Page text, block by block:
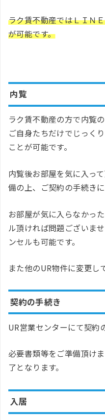
ラク賃不動産ではＬＩＮ
が可能です。
内覧
ラク賃不動産の方で内覧
ご自身たちだけでじっく
ことが可能です。
内覧後お部屋を気に入っ
備の上、ご契約の手続きに
お部屋が気に入らなかっ
ル頂ければ問題ございま
ンセルも可能です。
また他のUR物件に変更し
契約の手続き
UR営業センターにて契約
必要書類等をご準備頂け
了となります。
入居